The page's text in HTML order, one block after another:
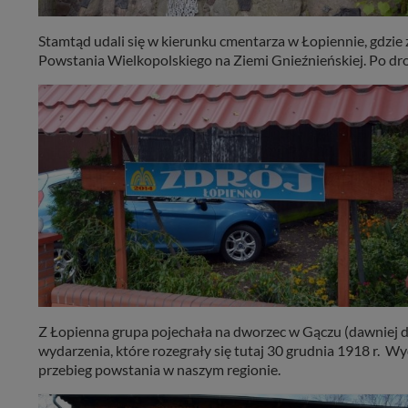
Stamtąd udali się w kierunku cmentarza w Łopiennie,
Powstania Wielkopolskiego na Ziemi Gnieźnieńskiej. Po
Z Łopienna grupa pojechała na dworzec w Gączu (dawniej
wydarzenia, które rozegrały się tutaj 30 grudnia 1918 r.
przebieg powstania w naszym regionie.